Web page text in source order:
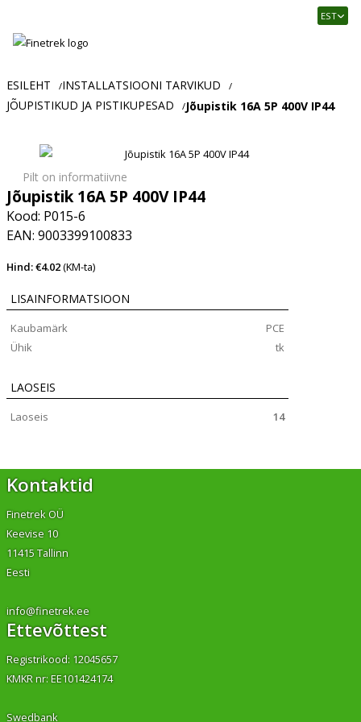
Usaldusväärne
ja
tööstusautomaatika
EST
ESILEHT /INSTALLATSIOONI TARVIKUD /
JÕUPISTIKUD JA PISTIKUPESAD /Jõupistik 16A 5P 400V IP44
Pilt on informatiivne
Jõupistik 16A 5P 400V IP44
Kood: P015-6
EAN: 9003399100833
Hind: €4.02(KM-ta)
LISAINFORMATSIOON
Kaubamärk
PCE
Ühik
tk
LAOSEIS
Laoseis 14
Kontaktid
Finetrek OÜ
Keevise 10
11415 Tallinn
Eesti
info@finetrek.ee
Ettevõttest
Registrikood: 12045657
KMKR nr: EE101424174
Swedbank